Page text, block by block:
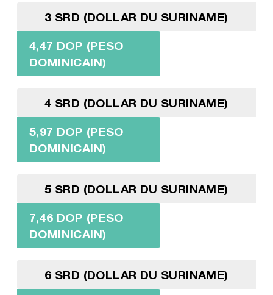
3 SRD (DOLLAR DU SURINAME)
4,47 DOP (PESO
DOMINICAIN)
4 SRD (DOLLAR DU SURINAME)
5,97 DOP (PESO
DOMINICAIN)
5 SRD (DOLLAR DU SURINAME)
7,46 DOP (PESO
DOMINICAIN)
6 SRD (DOLLAR DU SURINAME)